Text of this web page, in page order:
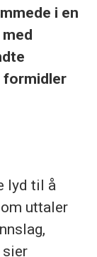
i en
formidler
lyd til å
uttaler
sier